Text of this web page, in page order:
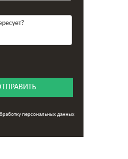
персональных данных